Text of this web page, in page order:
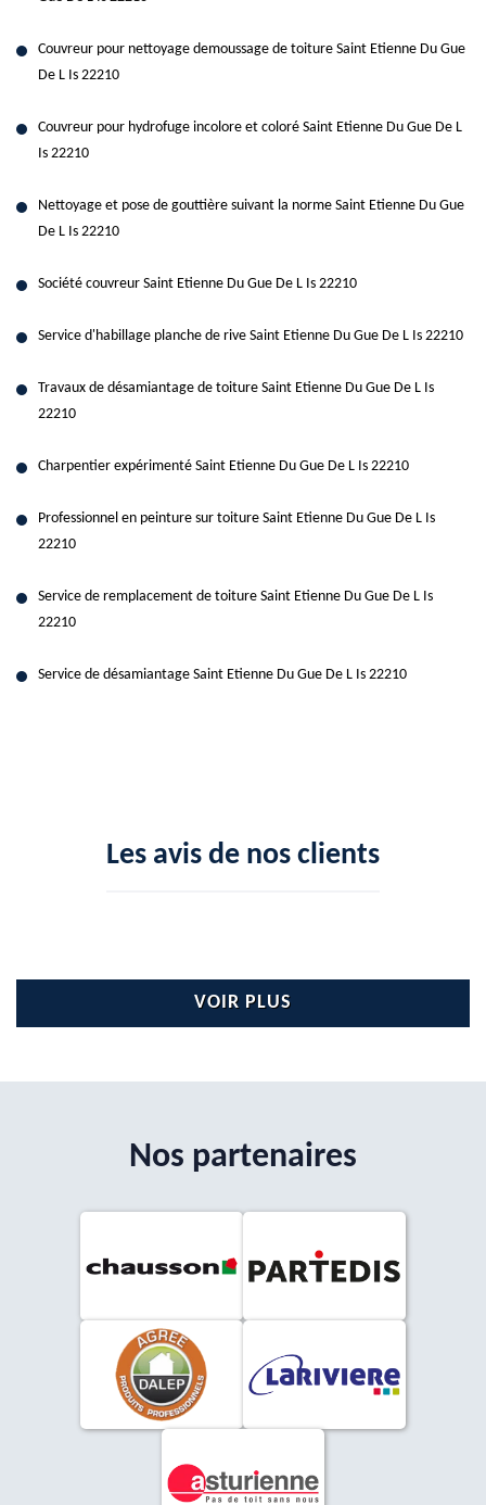
Couvreur pour nettoyage demoussage de toiture Saint Etienne Du Gue
De L Is 22210
Couvreur pour hydrofuge incolore et coloré Saint Etienne Du Gue De L
Is 22210
Nettoyage et pose de gouttière suivant la norme Saint Etienne Du Gue
De L Is 22210
Société couvreur Saint Etienne Du Gue De L Is 22210
Service d'habillage planche de rive Saint Etienne Du Gue De L Is 22210
Travaux de désamiantage de toiture Saint Etienne Du Gue De L Is
22210
Charpentier expérimenté Saint Etienne Du Gue De L Is 22210
Professionnel en peinture sur toiture Saint Etienne Du Gue De L Is
22210
Service de remplacement de toiture Saint Etienne Du Gue De L Is
22210
Service de désamiantage Saint Etienne Du Gue De L Is 22210
Les avis de nos clients
VOIR PLUS
Nos partenaires